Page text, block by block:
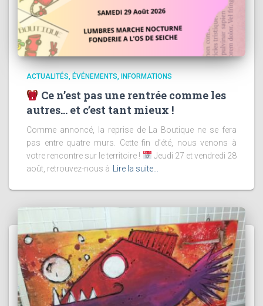
ACTUALITÉS ÉVÉNEMENTS INFORMATIONS
Ce n’est pas une rentrée comme les
autres… et c’est tant mieux !
Comme annoncé, la reprise de La Boutique ne se fera
pas entre quatre murs. Cette fin d’été, nous venons à
votre rencontre sur le territoire !
Jeudi 27 et vendredi 28
août, retrouvez-nous à
Lire la suite…